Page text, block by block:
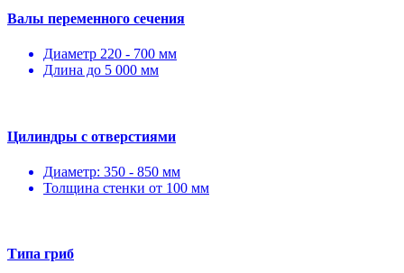
Валы переменного сечения
Диаметр 220 - 700 мм
Длина до 5 000 мм
Цилиндры с отверстиями
Диаметр: 350 - 850 мм
Толщина стенки от 100 мм
Типа гриб